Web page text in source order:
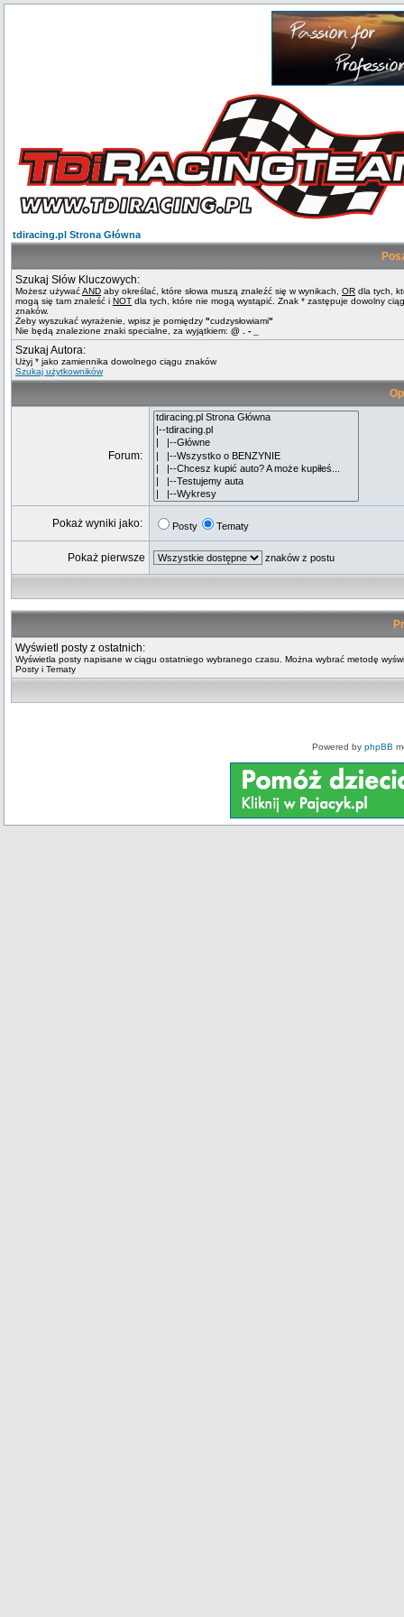
tdiracing.pl Strona Główna
Szukaj Słów Kluczowych:
Możesz używaćAND aby określać, które słowa muszą znaleźć się w wynikach, OR dla tych,
mogą się tam znaleść i NOT dla tych, które nie mogą wystąpić. Znak * zastępuje dowolny ciąg
znaków.
Żeby wyszukać wyrażenie, wpisz je pomiędzy "cudzysłowiami"
Nie będą znalezione znaki specialne, za wyjątkiem: @ . - _
Szukaj Autora:
Użyj * jako zamiennika dowolnego ciągu znaków
Szukaj użytkowników
Forum:
Pokaż wyniki jako: Posty Tematy
Pokaż pierwsze znaków z postu
Wyświetl posty z ostatnich:
Wyświetla posty napisane w ciągu ostatniego wybranego czasu. Można wybrać metodę
Posty i Tematy
Powered by phpBB